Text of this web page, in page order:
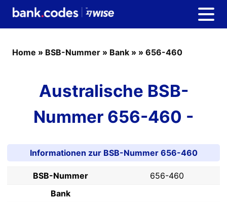
Home » BSB-Nummer » Bank » » 656-460
Australische BSB-
Nummer 656-460 -
Informationen zur BSB-Nummer 656-460
BSB-Nummer
656-460
Bank